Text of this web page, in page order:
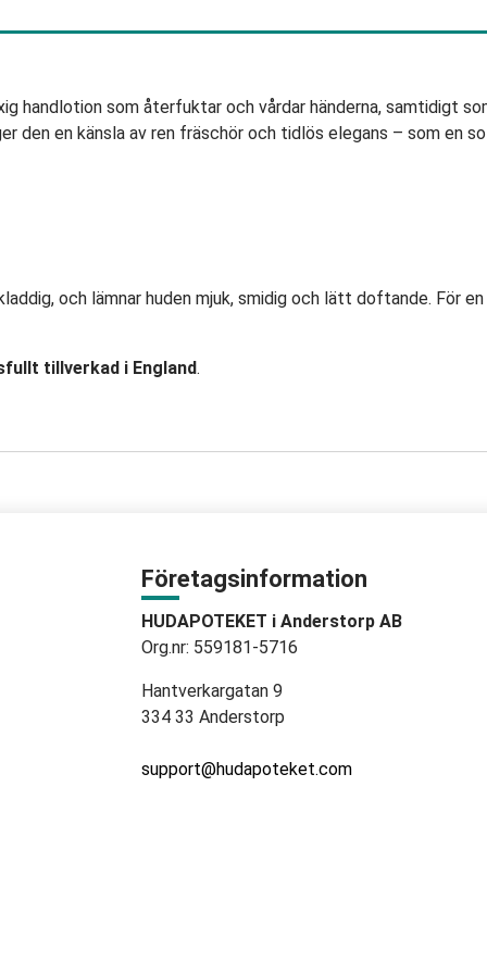
handlotion som återfuktar och vårdar händerna, samtidigt
den en känsla av ren fräschör och tidlös elegans – som en
och lämnar huden mjuk, smidig och lätt doftande. För
tillverkad i England.
Företagsinformation
HUDAPOTEKET i Anderstorp AB
Org.nr: 559181-5716
Hantverkargatan 9
334 33 Anderstorp
support@hudapoteket.com